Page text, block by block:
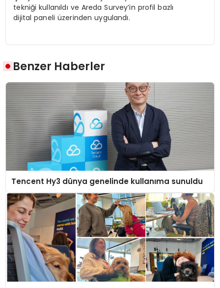
tekniği kullanıldı ve Areda Survey’in profil bazlı
dijital paneli üzerinden uygulandı.
Benzer Haberler
Tencent Hy3 dünya genelinde kullanıma sunuldu